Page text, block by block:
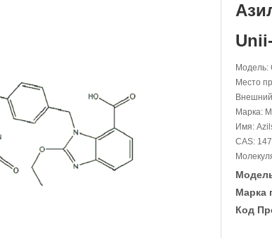
Модель:
Место
Марка:
Имя:
CAS:
Марка
Код